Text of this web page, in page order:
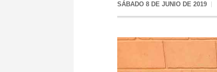
SÁBADO 8 DE JUNIO DE 2019